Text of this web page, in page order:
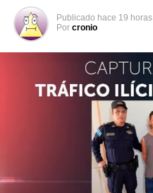
Publicado hace 19 horas
Por cronio